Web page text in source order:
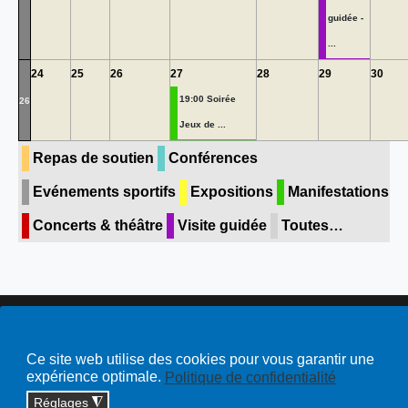
Ce site web utilise des cookies pour vous garantir une
expérience optimale. Politique de confidentialité
Réglages ◮
guidée -
26
24 25 26 27
19:00 Soirée
Jeux de ...
28 29 30
Repas de soutien Conférences
Evénements sportifs Expositions Manifestations
Concerts & théâtre Visite guidée Toutes…
solutions informatiques
Plan du site